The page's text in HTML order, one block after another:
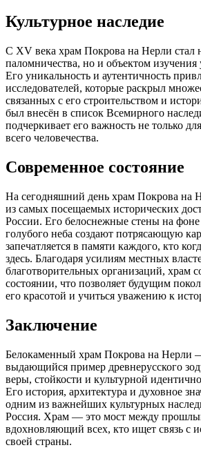
Культурное наследие
С XV века храм Покрова на Нерли стал
паломничества, но и объектом
Его уникальность и аутентичность
исследователей, которые раскрыл
связанных с его строительством и
был внесён в список Всемирного
подчеркивает его важность не только
всего человечества.
Современное состояние
На сегодняшний день храм Покрова на
из самых посещаемых исторических
России. Его белоснежные стены на фоне
голубого неба создают потрясающую
запечатляется в памяти каждого, кто
здесь. Благодаря усилиям местных
благотворительных организаций, храм
состоянии, что позволяет будущим
его красотой и учиться уважению к
Заключение
Белокаменный храм Покрова на Нерли
выдающийся пример древнерусского
веры, стойкости и культурной
Его история, архитектура и духовное
одним из важнейших культурных
Россия. Храм — это мост между
вдохновляющий всех, кто ищет связь с
своей страны.